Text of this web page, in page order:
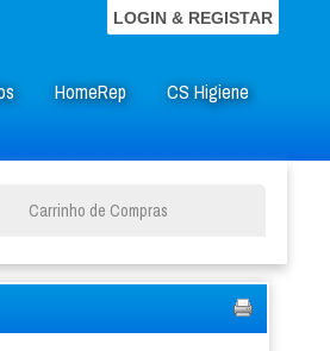
LOGIN & REGISTAR
HomeRep CS Higiene
Carrinho de Compras